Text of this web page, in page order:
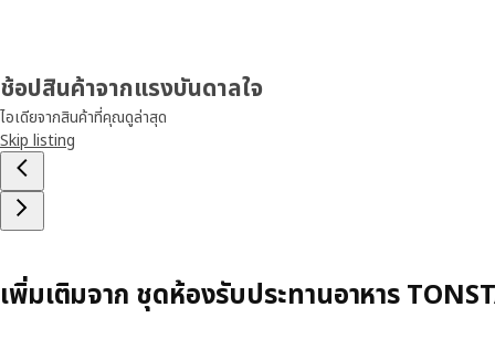
ช้อปสินค้าจากแรงบันดาลใจ
ไอเดียจากสินค้าที่คุณดูล่าสุด
Skip listing
เพิ่มเติมจาก ชุดห้องรับประทานอาหาร